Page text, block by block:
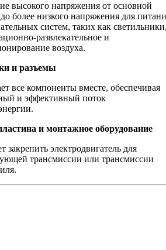
высокого напряжения от основной
более низкого напряжения для
систем, таких как
развлекательное и
воздуха.
и разъемы
все компоненты вместе, обеспечивая
и эффективный поток
и монтажное оборудование
закрепить электродвигатель для
трансмиссии или трансмиссии